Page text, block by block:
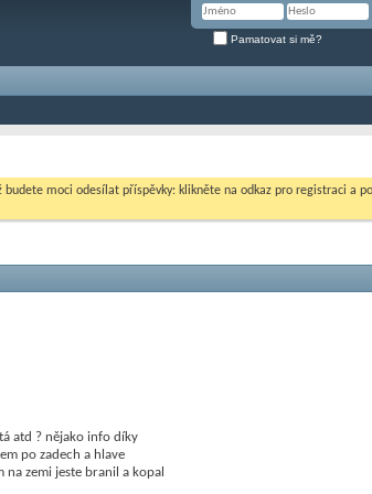
Pamatovat si mě?
budete moci odesílat příspěvky: klikněte na odkaz pro registraci a
atd ? nějako info díky
po zadech a hlave
zemi jeste branil a kopal